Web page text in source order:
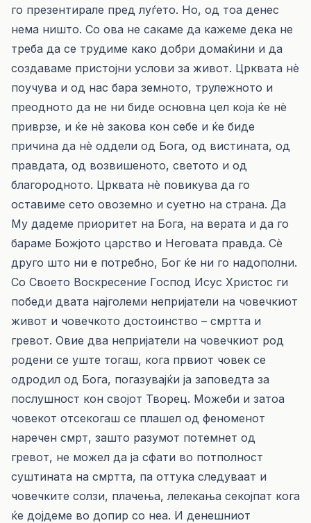
го презентирале пред луѓето. Но, од тоа денес
нема ништо. Со ова не сакаме да кажеме дека не
треба да се трудиме како добри домаќини и да
создаваме пристојни услови за живот. Црквата нè
поучува и од нас бара земното, трулежното и
преодното да не ни биде основна цел која ќе нè
приврзе, и ќе нè закова кон себе и ќе биде
причина да нè оддели од Бога, од вистината, од
правдата, од возвишеното, светото и од
благородното. Црквата нè повикува да го
оставиме сето овоземно и суетно на страна. Да
Му дадеме приоритет на Бога, на верата и да го
бараме Божјото царство и Неговата правда. Сè
друго што ни е потребно, Бог ќе ни го надополни.
Со Своето Воскресение Господ Исус Христос ги
победи двата најголеми непријатели на човечкиот
живот и човечкото достоинство – смртта и
гревот. Овие два непријатели на човечкиот род
родени се уште тогаш, кога првиот човек се
одродил од Бога, погазувајќи ја заповедта за
послушност кон својот Творец. Можеби и затоа
човекот отсекогаш се плашел од феноменот
наречен смрт, зашто разумот потемнет од
гревот, не можел да ја сфати во потполност
суштината на смртта, па оттука следуваат и
човечките солзи, плачења, лелекања секојпат кога
ќе дојдеме во допир со неа. И денешниот